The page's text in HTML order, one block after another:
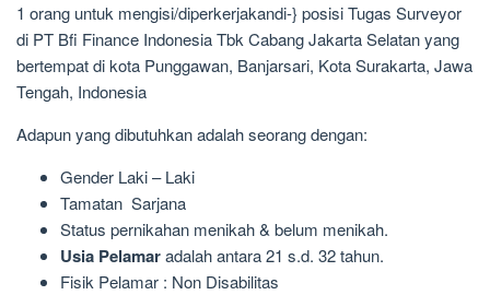
1 orang untuk mengisi/diperkerjakandi-} posisi Tugas Surveyor
di PT Bfi Finance Indonesia Tbk Cabang Jakarta Selatan yang
bertempat di kota Punggawan, Banjarsari, Kota Surakarta, Jawa
Tengah, Indonesia
Adapun yang dibutuhkan adalah seorang dengan:
Gender Laki – Laki
Tamatan Sarjana
Status pernikahan menikah & belum menikah.
Usia Pelamaradalah antara 21 s.d. 32 tahun.
Fisik Pelamar : Non Disabilitas